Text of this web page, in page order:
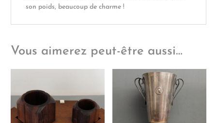
son poids, beaucoup de charme !
Vous aimerez peut-être aussi…